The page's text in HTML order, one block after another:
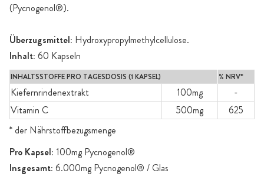
(Pycnogenol®).
Überzugsmittel: Hydroxypropylmethylcellulose.
Inhalt: 60 Kapseln
INHALTSSTOFFE PRO TAGESDOSIS (1 KAPSEL) % NRV*
Kiefernrindenextrakt 100mg
-
Vitamin C
500mg
625
* der Nährstoffbezugsmenge
Pro Kapsel: 100mg Pycnogenol®
Insgesamt: 6.000mg Pycnogenol® / Glas